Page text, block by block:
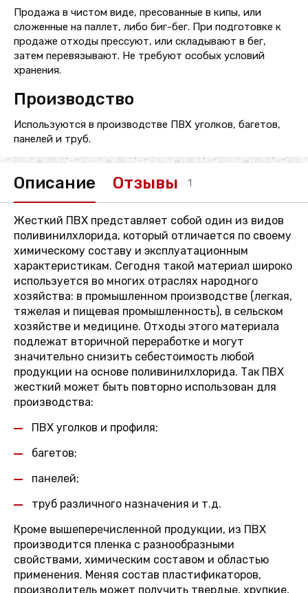
Продажа в чистом виде, пресованные в кипы, или
сложенные на паллет, либо биг-бег. При подготовке к
продаже отходы прессуют, или складывают в бег,
затем перевязывают. Не требуют особых условий
хранения.
Производство
Используются в производстве ПВХ уголков, багетов,
панелей и труб.
Описание Отзывы 1
Жесткий ПВХ представляет собой один из видов
поливинилхлорида, который отличается по своему
химическому составу и эксплуатационным
характеристикам. Сегодня такой материал широко
используется во многих отраслях народного
хозяйства: в промышленном производстве (легкая,
тяжелая и пищевая промышленность), в сельском
хозяйстве и медицине. Отходы этого материала
подлежат вторичной переработке и могут
значительно снизить себестоимость любой
продукции на основе поливинилхлорида. Так ПВХ
жесткий может быть повторно использован для
производства:
ПВХ уголков и профиля;
багетов;
панелей;
труб различного назначения и т.д.
Кроме вышеперечисленной продукции, из ПВХ
производится пленка с разнообразными
свойствами, химическим составом и областью
применения. Меняя состав пластификаторов,
производитель может получить твердые, хрупкие,